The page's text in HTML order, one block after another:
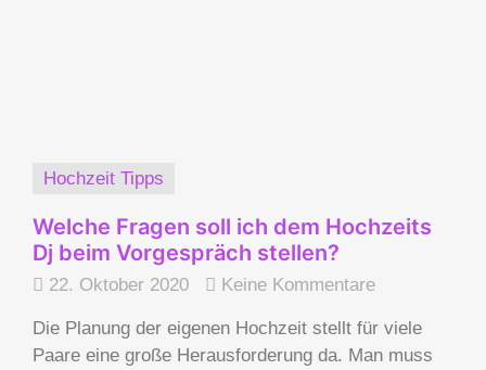
Hochzeit Tipps
Welche Fragen soll ich dem Hochzeits
Dj beim Vorgespräch stellen?
22. Oktober 2020 Keine Kommentare
Die Planung der eigenen Hochzeit stellt für viele
Paare eine große Herausforderung da. Man muss